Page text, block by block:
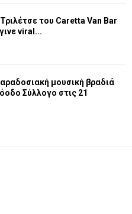
του Caretta Van Bar
viral...
μουσική βραδιά
Σύλλογο στις 21